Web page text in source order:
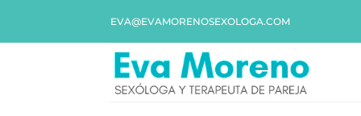
EVA@EVAMORENOSEXOLOGA.COM